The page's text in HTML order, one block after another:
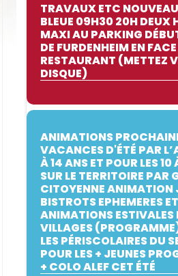
TRAVAUX ETC
BLEUE 09H30 20H DEUX
MAXI AU PARKING
DE FURDENHEIM EN
RESTAURANT (METTEZ
DISQUE)
ANIMATIONS
VACANCES D'ÉTÉ PAR
À 14 ANS ET POUR LES 10
SUR LE TERRITOIRE PAR
CITOYENNE ANIMATION
BISTROTS EPHEMERES ET
ANIMATIONS ESTIVALES
VILLAGES
LES PÉRISCOLAIRES DU
POUR LES + JEUNES
+ COLO ALEF CET ÉTÉ